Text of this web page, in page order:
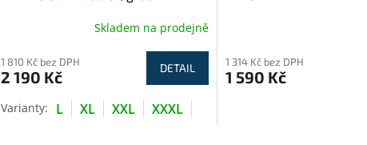
Skladem na prodejně
1 810 Kč bez DPH
2 190 Kč DETAIL
L XL XXL XXXL
1 314 Kč bez DPH
1 590 Kč